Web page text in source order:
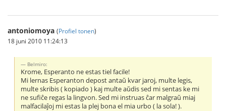
antoniomoya (Profiel tonen)
18 juni 2010 11:24:13
Belmiro:
Krome, Esperanto ne estas tiel facile!
Mi lernas Esperanton depost antaŭ kvar jaroj, multe legis,
multe skribis ( kopiado ) kaj multe aŭdis sed mi sentas ke mi
ne sufiĉe regas la lingvon. Sed mi instruas ĉar malgraŭ miaj
malfacilaĵoj mi estas la plej bona el mia urbo ( la sola! ).